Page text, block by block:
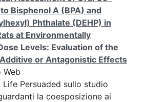
Bisphenol A (BPA) and
Phthalate (DEHP) in
at Environmentally
Levels: Evaluation of the
or Antagonistic Effects
Web
Life Persuaded sullo studio
la coesposizione ai